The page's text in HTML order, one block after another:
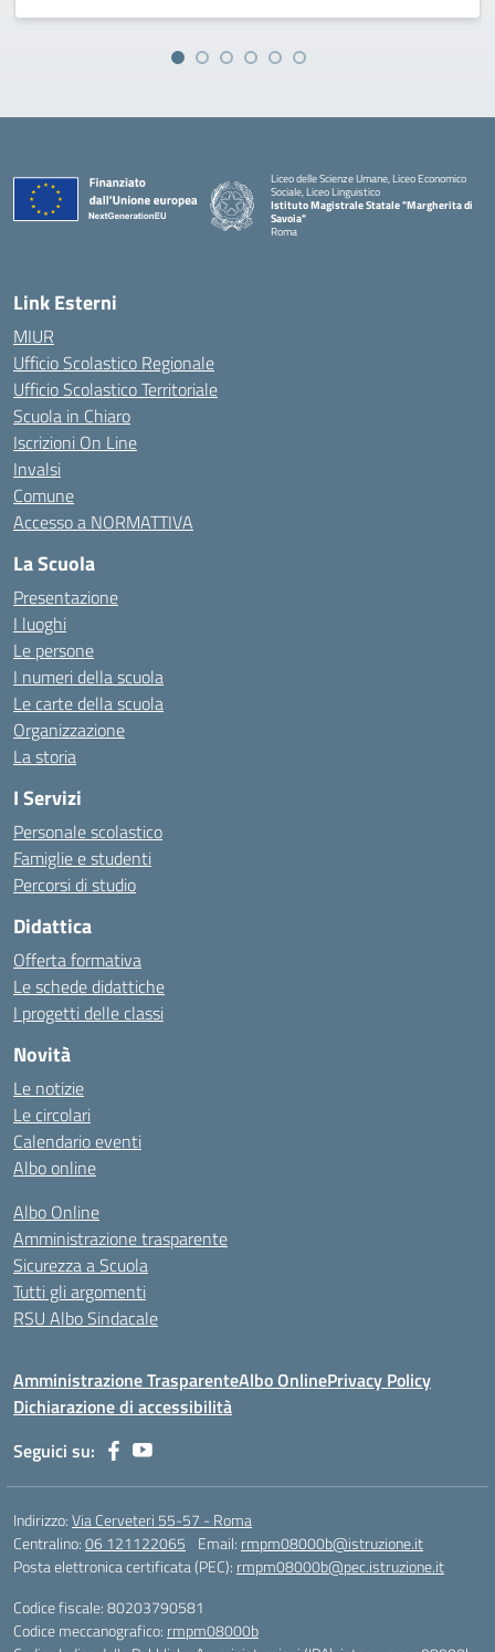
Liceo delle Scienze Umane, Liceo Economico
Sociale, Liceo Linguistico
Istituto Magistrale Statale "Margherita di
Savoia"
Roma
Link Esterni
MIUR
Ufficio Scolastico Regionale
Ufficio Scolastico Territoriale
Scuola in Chiaro
Iscrizioni On Line
Invalsi
Comune
Accesso a NORMATTIVA
La Scuola
Presentazione
I luoghi
Le persone
I numeri della scuola
Le carte della scuola
Organizzazione
La storia
I Servizi
Personale scolastico
Famiglie e studenti
Percorsi di studio
Didattica
Offerta formativa
Le schede didattiche
I progetti delle classi
Novità
Le notizie
Le circolari
Calendario eventi
Albo online
Albo Online
Amministrazione trasparente
Sicurezza a Scuola
Tutti gli argomenti
RSU Albo Sindacale
Amministrazione TrasparenteAlbo OnlinePrivacy Policy
Dichiarazione di accessibilità
Seguici su:
Indirizzo:Via Cerveteri 55-57 - Roma
Centralino:06 121122065 Email: rmpm08000b@istruzione.it
Posta elettronica certificata (PEC): rmpm08000b@pec.istruzione.it
Codice fiscale: 80203790581
Codice meccanografico: rmpm08000b